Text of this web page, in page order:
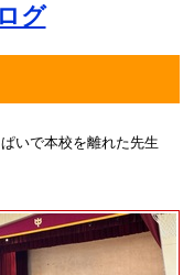
グ
いで本校を離れた先生